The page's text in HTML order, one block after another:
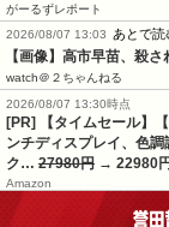
がーるずレポート
2026/08/07 13:03
あとで読
【画像】高市早苗、殺
watch＠２ちゃんねる
2026/08/07 13:30時点
[PR] 【タイムセール】
ンチディスプレイ、色
ク… 27980円 → 22980
Amazon